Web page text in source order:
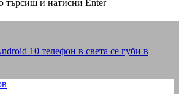
търсиш и натисни Enter
10 телефон в света се губи в